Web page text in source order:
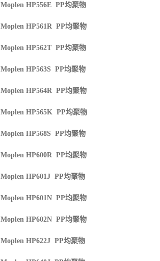
Moplen HP556E PP均聚物
Moplen HP561R PP均聚物
Moplen HP562T PP均聚物
Moplen HP563S PP均聚物
Moplen HP564R PP均聚物
Moplen HP565K PP均聚物
Moplen HP568S PP均聚物
Moplen HP600R PP均聚物
Moplen HP601J PP均聚物
Moplen HP601N PP均聚物
Moplen HP602N PP均聚物
Moplen HP622J PP均聚物